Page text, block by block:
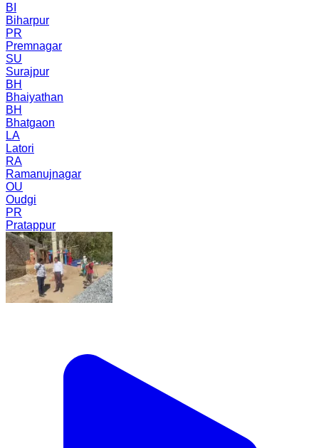
BI
Biharpur
PR
Premnagar
SU
Surajpur
BH
Bhaiyathan
BH
Bhatgaon
LA
Latori
RA
Ramanujnagar
OU
Oudgi
PR
Pratappur